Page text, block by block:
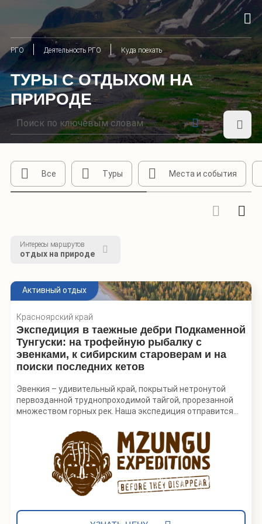
РГО Деятельность РГО Куда поехать
ТУРЫ С ОТДЫХОМ НА
ПРИРОДЕ
Все Туры Места и события
Интересы маршрутов
отдых на природе
Активный отдых
Красноярский край
Экспедиция в таежные дебри Подкаменной
Тунгуски: на трофейную рыбалку с
эвенками, к сибирским староверам и на
поиски последних кетов
Эвенкия – удивительный край, покрытый нетронутой
первозданной труднопроходимой тайгой, прорезанной
множеством горных рек. Наша экспедиция отправится
Тунгуска – «Сибирской жемчужине», где скалистые
берега реки с базальтовыми столбами сменяются яркой
зеленью тайги, нескончаемой до горизонта.
Мы будем ловить ленка и тайменя в горных притоках
Подкаменной, прямо из реки пить чистейшую воду,
эвенков-оленеводов, заночуем у последних кетов и
поговорим с хранителями их уникального языка, сходим в